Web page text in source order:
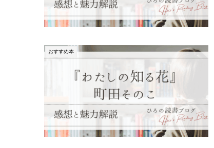
おすすめ本